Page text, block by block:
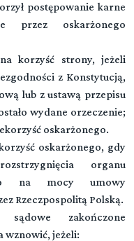
postępowanie karne
przez oskarżonego
korzyść strony, jeżeli
z Konstytucją,
lub z ustawą przepisu
wydane orzeczenie;
oskarżonego.
oskarżonego, gdy
organu
na mocy umowy
Rzeczpospolitą Polską.
zakończone
wznowić, jeżeli: